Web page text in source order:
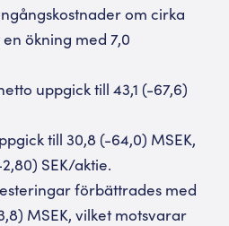
om cirka
ökning med 7,0
uppgick till 43,1 (-67,6)
till 30,8 (-64,0) MSEK,
SEK/aktie.
förbättrades med
MSEK, vilket motsvarar